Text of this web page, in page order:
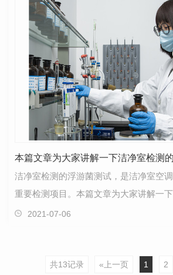
本篇文章为大家讲解一下洁净室检测
洁净室检测的浮游菌测试，是洁净室空
重要检测项目。本篇文章为大家讲解一
依附在尘埃粒子上，形成生物活性粒子
2021-07-06
共13记录 «上一页 1 2